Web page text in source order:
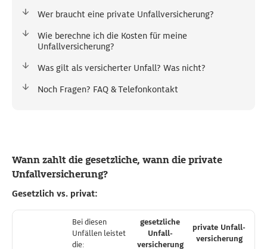
Wer braucht eine private Unfallversicherung?
Wie berechne ich die Kosten für meine
Unfallversicherung?
Was gilt als versicherter Unfall? Was nicht?
Noch Fragen? FAQ & Telefonkontakt
Wann zahlt die gesetzliche, wann die private
Unfallversicherung?
Gesetzlich vs. privat:
Bei diesen
Unfällen leistet
die:
gesetzliche
Unfall­
versicherung
private Unfall­
versicherung
Bei diesen
Unfällen leistet
die:
gesetzliche
Unfall­
versicherung
private Unfall­
versicherung